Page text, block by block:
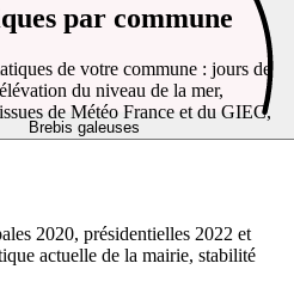
Brebis galeuses
par commune
de votre commune : jours de
du niveau de la mer,
de Météo France et du GIEC,
2020, présidentielles 2022 et
actuelle de la mairie, stabilité